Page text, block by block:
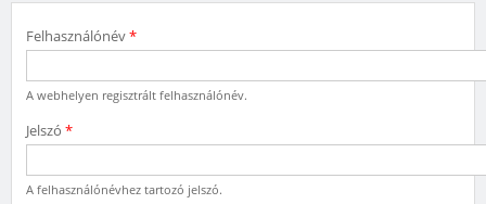
Felhasználónév*
A webhelyen regisztrált felhasználónév.
Jelszó *
A felhasználónévhez tartozó jelszó.